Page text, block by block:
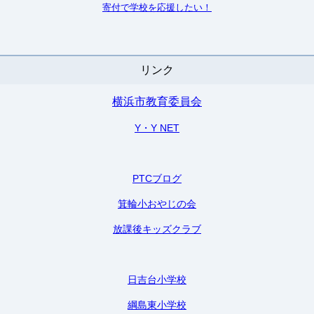
寄付で学校を応援したい！
リンク
横浜市教育委員会
Y・Y NET
PTCブログ
箕輪小おやじの会
放課後キッズクラブ
日吉台小学校
綱島東小学校